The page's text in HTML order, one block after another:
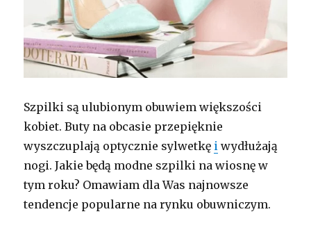
Szpilki są ulubionym obuwiem większości
kobiet. Buty na obcasie przepięknie
wyszczuplają optycznie sylwetkę i wydłużają
nogi. Jakie będą modne szpilki na wiosnę w
tym roku? Omawiam dla Was najnowsze
tendencje popularne na rynku obuwniczym.